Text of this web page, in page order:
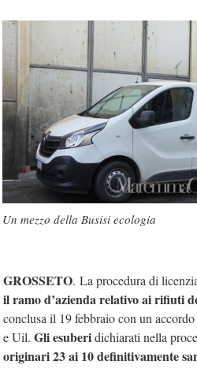
Un mezzo della Busisi ecologia
GROSSETO. La procedura di
il ramo d’azienda relativo ai rifiuti
conclusa il 19 febbraio con un
e Uil. Gli esuberidichiarati nella
originari 23 ai 10 definitivamente